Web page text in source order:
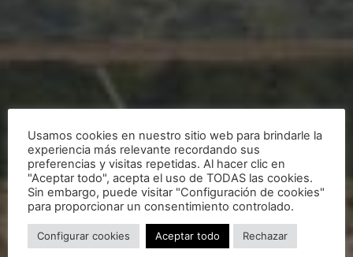
Usamos cookies en nuestro sitio web para brindarle la
experiencia más relevante recordando sus
preferencias y visitas repetidas. Al hacer clic en
"Aceptar todo", acepta el uso de TODAS las cookies.
Sin embargo, puede visitar "Configuración de cookies"
para proporcionar un consentimiento controlado.
Configurar cookies Aceptar todo Rechazar